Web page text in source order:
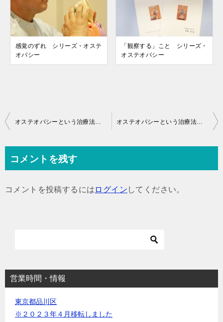
感覚のずれ シリーズ・オステ
オパシー
「観察する」こと シリーズ・
オステオパシー
投
ビ
オステオパシーという治療法に対しての見方と捉え方ー１ オステオパシーという治療法に対しての見方と捉え方ー３
コメントを残す
コメントを投稿するには ログイン してください。
営業時間・情報
東京都品川区
※２０２３年４月移転しました